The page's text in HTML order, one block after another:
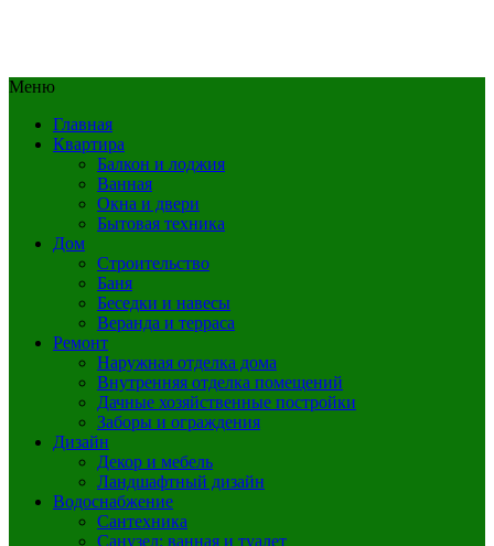
Меню
Главная
Квартира
Балкон и лоджия
Ванная
Окна и двери
Бытовая техника
Дом
Строительство
Баня
Беседки и навесы
Веранда и терраса
Ремонт
Наружная отделка дома
Внутренняя отделка помещений
Дачные хозяйственные постройки
Заборы и ограждения
Дизайн
Декор и мебель
Ландшафтный дизайн
Водоснабжение
Сантехника
Санузел: ванная и туалет